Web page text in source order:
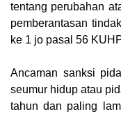
tentang perubahan
pemberantasan
ke 1 jo pasal 56
Ancaman sanksi
seumur hidup atau
tahun dan paling